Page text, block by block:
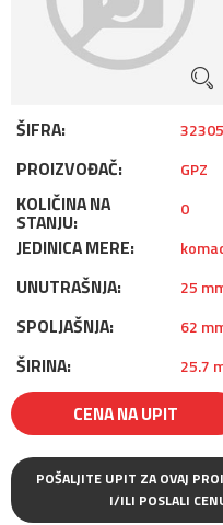
ŠIFRA: 32305
PROIZVOĐAČ: GPZ
KOLIČINA NA
STANJU:
0
JEDINICA MERE:
UNUTRAŠNJA: 25
SPOLJAŠNJA: 62
ŠIRINA: 25.7
CENA NA UPIT
POŠALJITE UPIT ZA OVAJ